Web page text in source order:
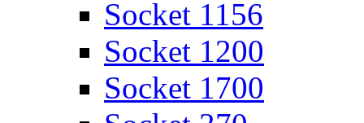
Socket 1156
Socket 1200
Socket 1700